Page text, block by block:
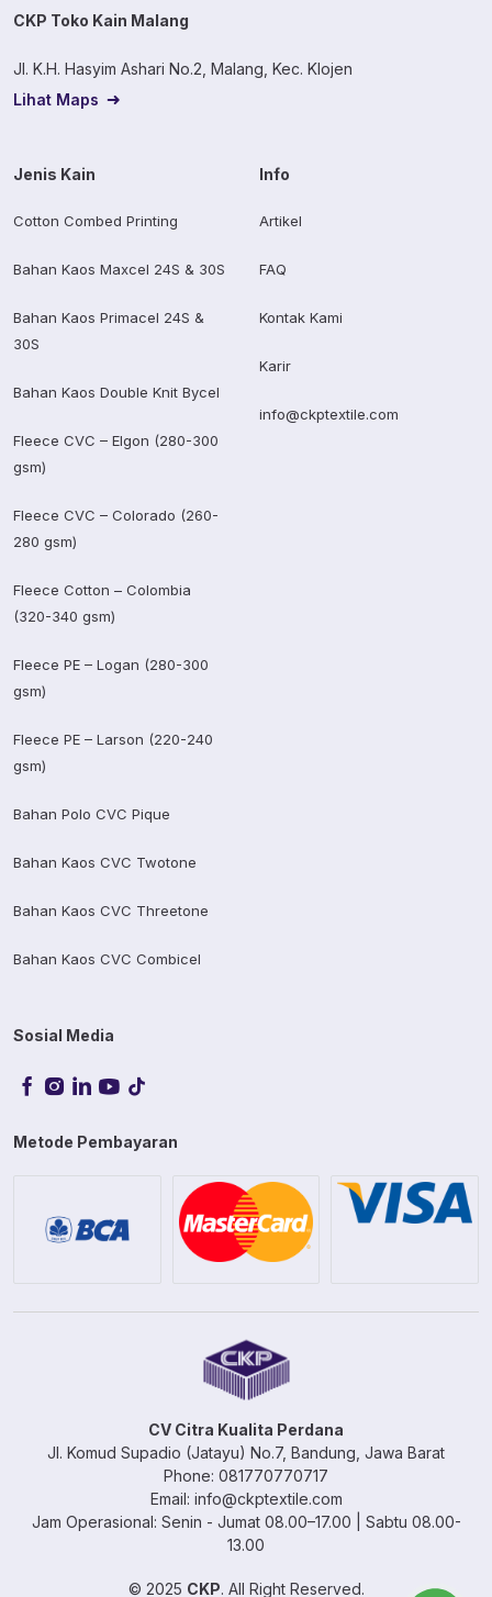
CKP Toko Kain Malang
Jl. K.H. Hasyim Ashari No.2, Malang, Kec. Klojen
Lihat Maps
Jenis Kain
Cotton Combed Printing
Bahan Kaos Maxcel 24S & 30S
Bahan Kaos Primacel 24S &
30S
Bahan Kaos Double Knit Bycel
Fleece CVC – Elgon (280-300
gsm)
Fleece CVC – Colorado (260-
280 gsm)
Fleece Cotton – Colombia
(320-340 gsm)
Fleece PE – Logan (280-300
gsm)
Fleece PE – Larson (220-240
gsm)
Bahan Polo CVC Pique
Bahan Kaos CVC Twotone
Bahan Kaos CVC Threetone
Bahan Kaos CVC Combicel
Info
Artikel
FAQ
Kontak Kami
Karir
info@ckptextile.com
Sosial Media
Metode Pembayaran
CV Citra Kualita Perdana
Jl. Komud Supadio (Jatayu) No.7, Bandung, Jawa Barat
Phone: 081770770717
Email: info@ckptextile.com
Jam Operasional: Senin - Jumat 08.00–17.00 | Sabtu 08.00-
13.00
© 2025 CKP. All Right Reserved.